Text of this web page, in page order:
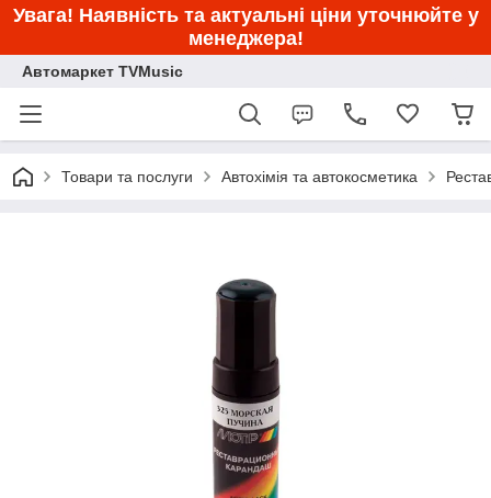
Увага! Наявність та актуальні ціни уточнюйте у
менеджера!
Автомаркет TVMusic
Товари та послуги Автохімія та автокосметика